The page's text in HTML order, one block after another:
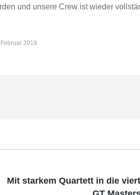
und unsere Crew ist wieder
2019
Nächster
Mit starkem Quartett in die